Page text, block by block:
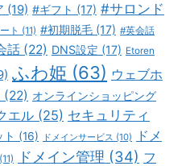
(19) #ギフト (17) #サロンド
ト (11) #初期脱毛 (17) #英会話
話 (22) DNS設定 (17) Etoren
ふわ姫 (63) ウェブホ
(22) オンラインショッピング
エル (25) セキュリティ
ト (16) ドメインサービス (10)
ドメ
(11) ドメイン管理 (34) フ